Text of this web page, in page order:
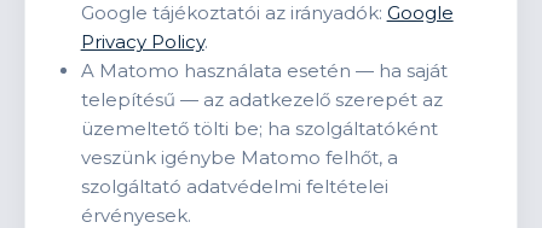
Google tájékoztatói az irányadók: Google
Privacy Policy.
A Matomo használata esetén — ha saját
telepítésű — az adatkezelő szerepét az
üzemeltető tölti be; ha szolgáltatóként
veszünk igénybe Matomo felhőt, a
szolgáltató adatvédelmi feltételei
érvényesek.